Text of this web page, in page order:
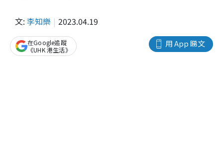
文: 李知樂 2023.04.19
用 App 睇文
在Google追蹤
《UHK 港生活》